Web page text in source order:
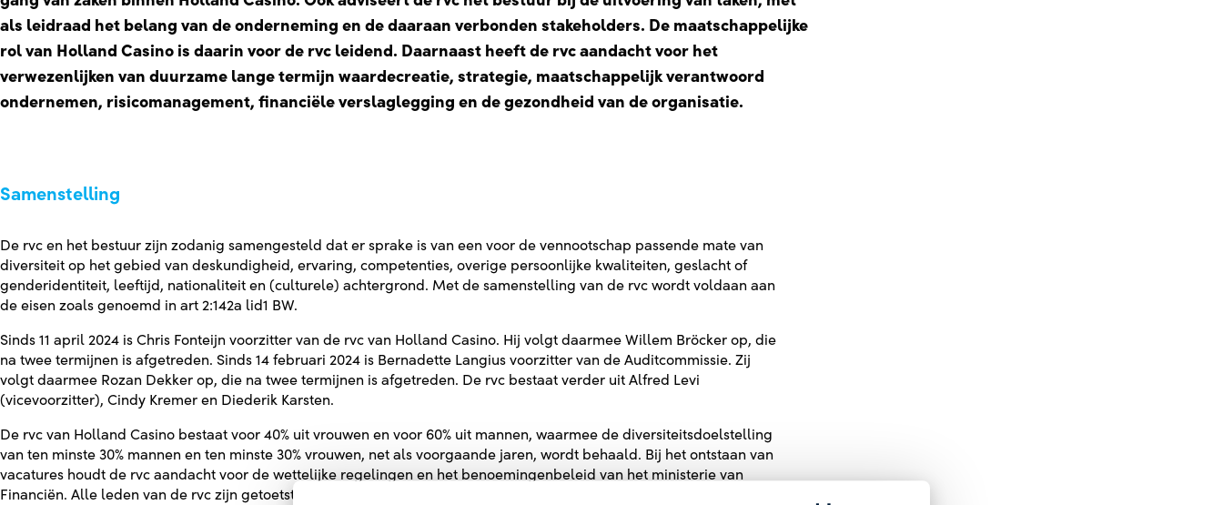
als leidraad het belang van de onderneming en de daaraan verbonden stakeholders. De maatschappelijke
rol van Holland Casino is daarin voor de rvc leidend. Daarnaast heeft de rvc aandacht voor het
verwezenlijken van duurzame lange termijn waardecreatie, strategie, maatschappelijk verantwoord
ondernemen, risicomanagement, financiële verslaglegging en de gezondheid van de organisatie.
Samenstelling
De rvc en het bestuur zijn zodanig samengesteld dat er sprake is van een voor de vennootschap passende mate van
diversiteit op het gebied van deskundigheid, ervaring, competenties, overige persoonlijke kwaliteiten, geslacht of
genderidentiteit, leeftijd, nationaliteit en (culturele) achtergrond. Met de samenstelling van de rvc wordt voldaan aan
de eisen zoals genoemd in art 2:142a lid1 BW.
Sinds 11 april 2024 is Chris Fonteijn voorzitter van de rvc van Holland Casino. Hij volgt daarmee Willem Bröcker op, die
na twee termijnen is afgetreden. Sinds 14 februari 2024 is Bernadette Langius voorzitter van de Auditcommissie. Zij
volgt daarmee Rozan Dekker op, die na twee termijnen is afgetreden. De rvc bestaat verder uit Alfred Levi
(vicevoorzitter), Cindy Kremer en Diederik Karsten.
De rvc van Holland Casino bestaat voor 40% uit vrouwen en voor 60% uit mannen, waarmee de diversiteitsdoelstelling
van ten minste 30% mannen en ten minste 30% vrouwen, net als voorgaande jaren, wordt behaald. Bij het ontstaan van
vacatures houdt de rvc aandacht voor de wettelijke regelingen en het benoemingenbeleid van het ministerie van
Financiën. Alle leden van de rvc zijn getoetst door De Nederlandsche Bank. In lijn met de bepaling 2.1.10 van de